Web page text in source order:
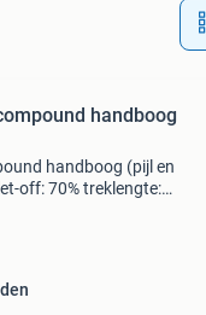
handboog
handboog (pijl en
off: 70% treklengte: